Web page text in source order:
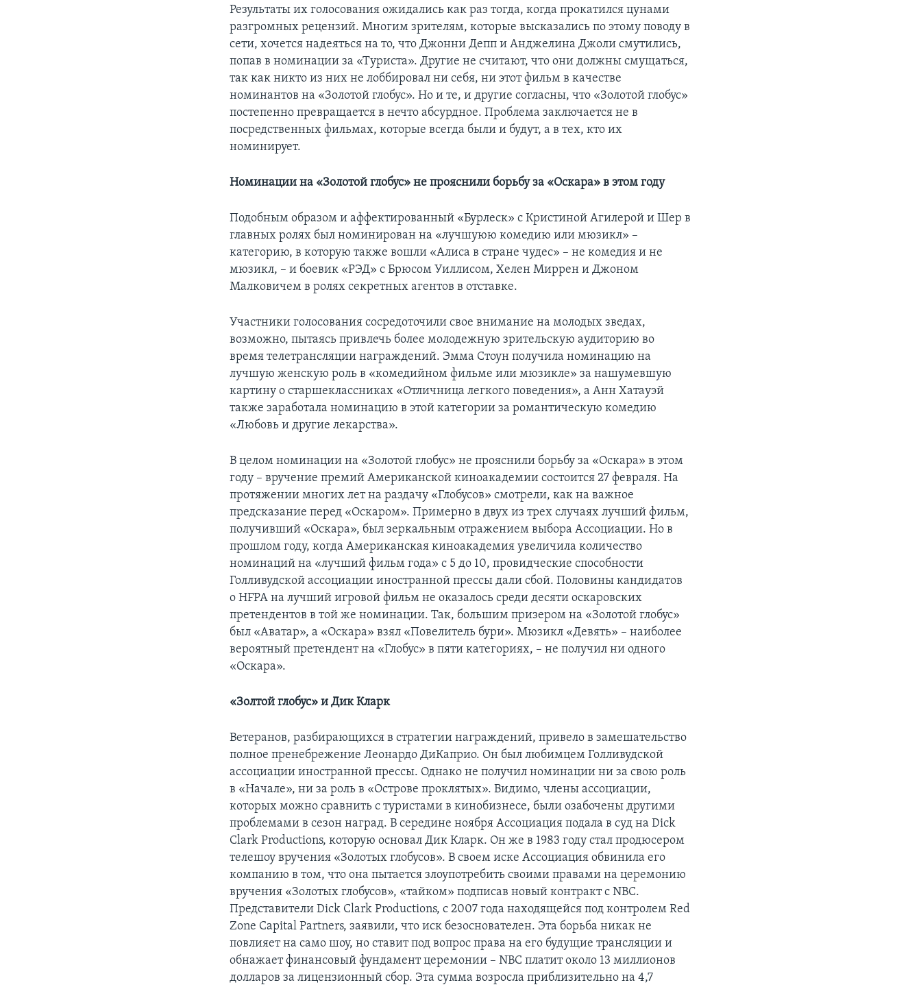
Результаты их голосования ожидались как раз тогда, когда прокатился цунами
разгромных рецензий. Многим зрителям, которые высказались по этому поводу в
сети, хочется надеяться на то, что Джонни Депп и Анджелина Джоли смутились,
попав в номинации за «Туриста». Другие не считают, что они должны смущаться,
так как никто из них не лоббировал ни себя, ни этот фильм в качестве
номинантов на «Золотой глобус». Но и те, и другие согласны, что «Золотой глобус»
постепенно превращается в нечто абсурдное. Проблема заключается не в
посредственных фильмах, которые всегда были и будут, а в тех, кто их
номинирует.
Номинации на «Золотой глобус» не прояснили борьбу за «Оскара» в этом году
Подобным образом и аффектированный «Бурлеск» с Кристиной Агилерой и Шер в
главных ролях был номинирован на «лучшуюю комедию или мюзикл» –
категорию, в которую также вошли «Алиса в стране чудес» – не комедия и не
мюзикл, – и боевик «РЭД» с Брюсом Уиллисом, Хелен Миррен и Джоном
Малковичем в ролях секретных агентов в отставке.
Участники голосования сосредоточили свое внимание на молодых зведах,
возможно, пытаясь привлечь более молодежную зрительскую аудиторию во
время телетрансляции награждений. Эмма Стоун получила номинацию на
лучшую женскую роль в «комедийном фильме или мюзикле» за нашумевшую
картину о старшеклассниках «Отличница легкого поведения», а Анн Хатауэй
также заработала номинацию в этой категории за романтическую комедию
«Любовь и другие лекарства».
В целом номинации на «Золотой глобус» не прояснили борьбу за «Оскара» в этом
году – вручение премий Американской киноакадемии состоится 27 февраля. На
протяжении многих лет на раздачу «Глобусов» смотрели, как на важное
предсказание перед «Оскаром». Примерно в двух из трех случаях лучший фильм,
получивший «Оскара», был зеркальным отражением выбора Ассоциации. Но в
прошлом году, когда Американская киноакадемия увеличила количество
номинаций на «лучший фильм года» с 5 до 10, провидческие способности
Голливудской ассоциации иностранной прессы дали сбой. Половины кандидатов
о HFPA на лучший игровой фильм не оказалось среди десяти оскаровских
претендентов в той же номинации. Так, большим призером на «Золотой глобус»
был «Аватар», а «Оскара» взял «Повелитель бури». Мюзикл «Девять» – наиболее
вероятный претендент на «Глобус» в пяти категориях, – не получил ни одного
«Оскара».
«Золтой глобус» и Дик Кларк
Ветеранов, разбирающихся в стратегии награждений, привело в замешательство
полное пренебрежение Леонардо ДиКаприо. Он был любимцем Голливудской
ассоциации иностранной прессы. Однако не получил номинации ни за свою роль
в «Начале», ни за роль в «Острове проклятых». Видимо, члены ассоциации,
которых можно сравнить с туристами в кинобизнесе, были озабочены другими
проблемами в сезон наград. В середине ноября Ассоциация подала в суд на Dick
Clark Productions, которую основал Дик Кларк. Он же в 1983 году стал продюсером
телешоу вручения «Золотых глобусов». В своем иске Ассоциация обвинила его
компанию в том, что она пытается злоупотребить своими правами на церемонию
вручения «Золотых глобусов», «тайком» подписав новый контракт с NBC.
Представители Dick Clark Productions, с 2007 года находящейся под контролем Red
Zone Capital Partners, заявили, что иск безоснователен. Эта борьба никак не
повлияет на само шоу, но ставит под вопрос права на его будущие трансляции и
обнажает финансовый фундамент церемонии – NBC платит около 13 миллионов
долларов за лицензионный сбор. Эта сумма возросла приблизительно на 4,7